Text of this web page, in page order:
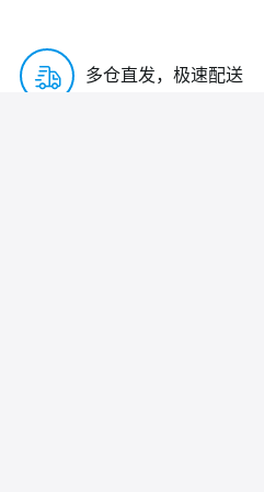
多仓直发，极速配送